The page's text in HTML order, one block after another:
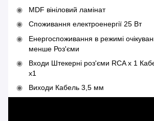
MDF вініловий ламінат
Споживання електроенергії 25 Вт
Енергоспоживання в режимі
менше Роз'єми
Входи Штекерні роз'єми RCA x 1
x1
Виходи Кабель 3,5 мм